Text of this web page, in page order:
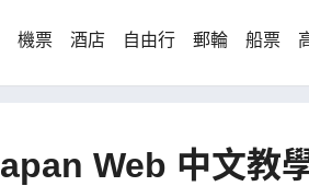
機票 酒店 自由行 郵輪 船票
Web 中文教